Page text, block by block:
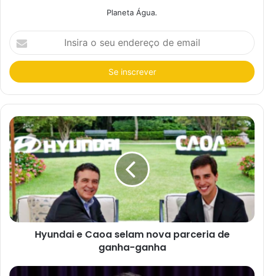
Planeta Água.
I
n
i
r
a
o
s
u
e
n
d
e
r
e
ç
o
d
e
e
Hyundai e Caoa selam nova parceria de
ganha-ganha